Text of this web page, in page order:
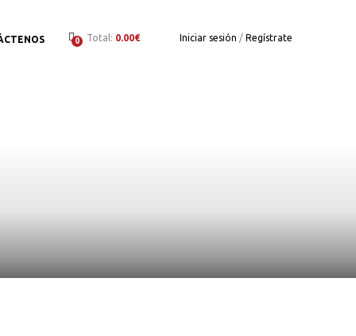
0 Total: 0.00€ Iniciar sesión / Regístrate